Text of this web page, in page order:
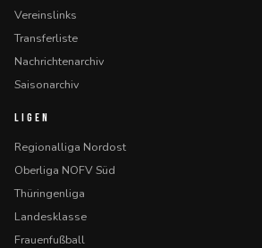
Vereinslinks
Transferliste
Nachrichtenarchiv
Saisonarchiv
LIGEN
Regionalliga Nordost
Oberliga NOFV Süd
Thüringenliga
Landesklasse
Frauenfußball